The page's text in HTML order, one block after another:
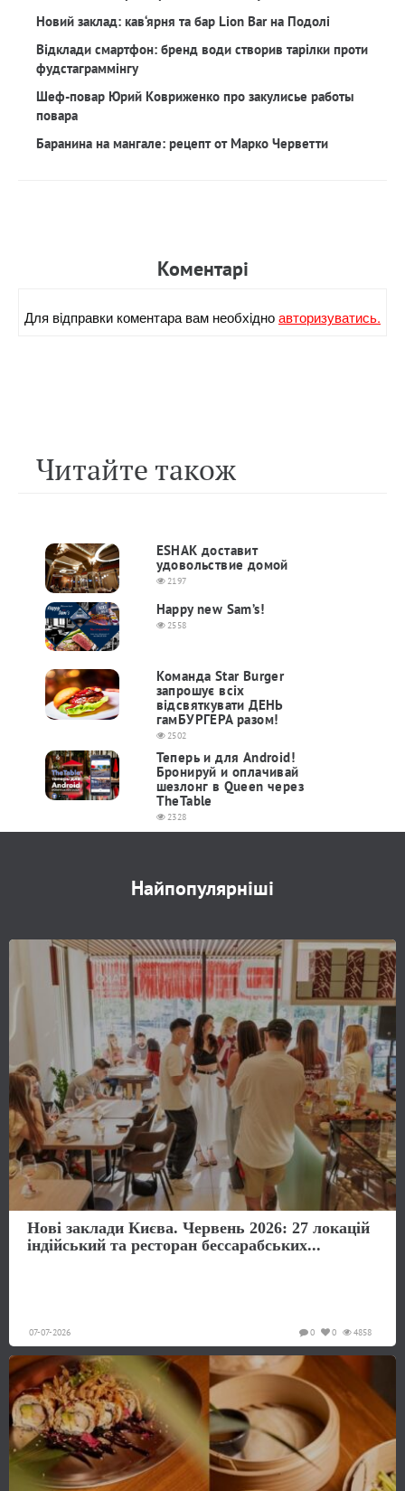
Новий заклад: кав‘ярня та бар Lion Bar на Подолі
Відклади смартфон: бренд води створив тарілки проти
фудстаграммінгу
Шеф-повар Юрий Ковриженко про закулисье работы
повара
Баранина на мангале: рецепт от Марко Черветти
Коментарi
Для вiдправки коментара вам необхiдноавторизуватись.
Читайте також
ESHAK доставит
удовольствие домой
2197
Happy new Sam’s!
2558
Команда Star Burger
запрошує всіх
відсвяткувати ДЕНЬ
гамБУРГЕРА разом!
2502
Теперь и для Android!
Бронируй и оплачивай
шезлонг в Queen через
TheTable
2328
Найпопулярніші
Нові заклади Києва. Червень 2026: 27 локацій
індійський та ресторан бессарабських...
07-07-2026 4858
0
0